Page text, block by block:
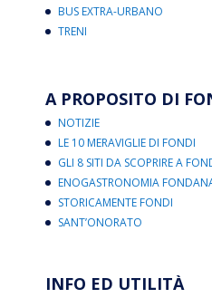
BUS EXTRA-URBANO
TRENI
A PROPOSITO DI
NOTIZIE
LE 10 MERAVIGLIE DI FONDI
GLI 8 SITI DA SCOPRIRE A
ENOGASTRONOMIA
STORICAMENTE FONDI
SANT’ONORATO
INFO ED UTILITÀ